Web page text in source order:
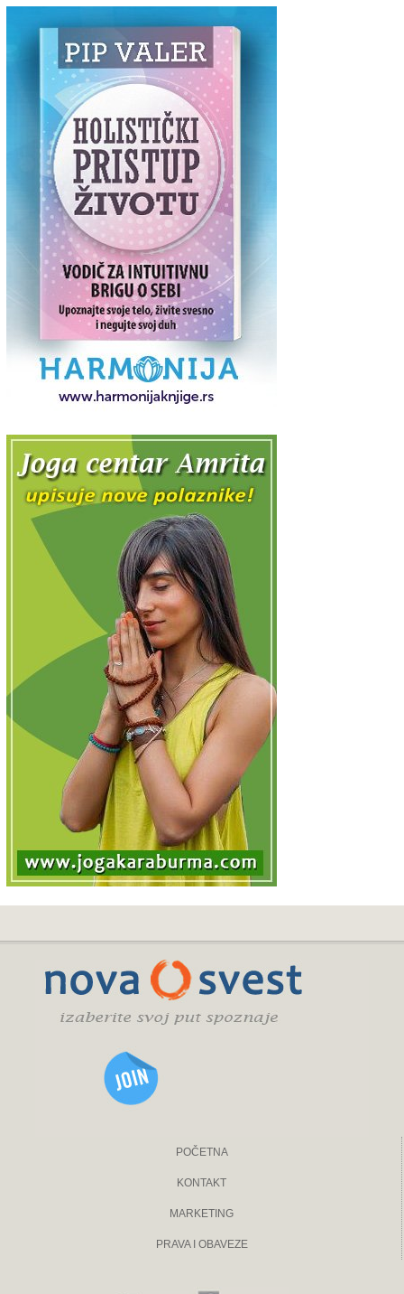
POČETNA
KONTAKT
MARKETING
PRAVA I OBAVEZE